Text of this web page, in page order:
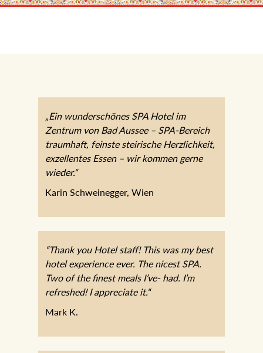
„Ein wunderschönes SPA Hotel im
Zentrum von Bad Aussee – SPA-Bereich
traumhaft, feinste steirische Herzlichkeit,
exzellentes Essen – wir kommen gerne
wieder.“
Karin Schweinegger, Wien
“Thank you Hotel staff! This was my best
hotel experience ever. The nicest SPA.
Two of the finest meals I’ve- had. I’m
refreshed! I appreciate it.“
Mark K.